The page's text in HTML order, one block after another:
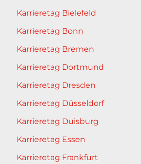
Karrieretag Bielefeld
Karrieretag Bonn
Karrieretag Bremen
Karrieretag Dortmund
Karrieretag Dresden
Karrieretag Düsseldorf
Karrieretag Duisburg
Karrieretag Essen
Karrieretag Frankfurt